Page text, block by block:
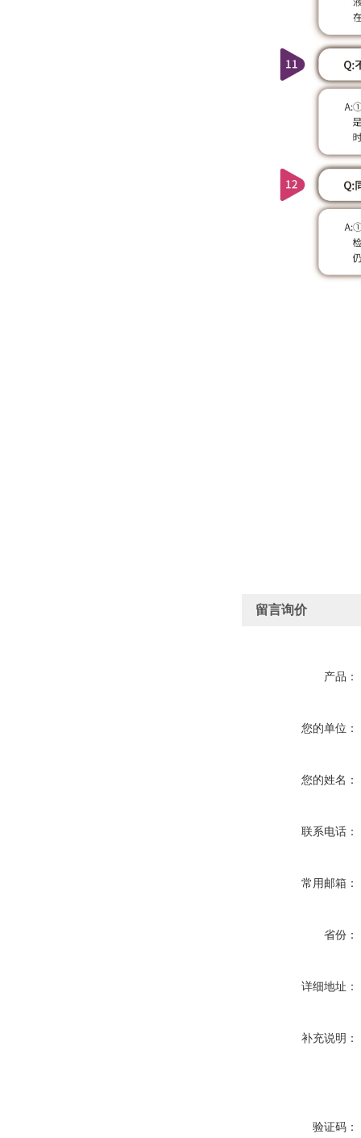
留言询价
产品：
您的单位：
您的姓名：
联系电话：
常用邮箱：
省份：
详细地址：
补充说明：
验证码：